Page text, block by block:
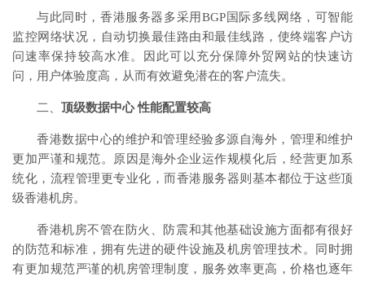
与此同时，香港服务器多采用BGP国际多线网络，可智能
监控网络状况，自动切换最佳路由和最佳线路，使终端客户访
问速率保持较高水准。因此可以充分保障外贸网站的快速访
问，用户体验度高，从而有效避免潜在的客户流失。
二、 顶级数据中心 性能配置较高
香港数据中心的维护和管理经验多源自海外，管理和维护
更加严谨和规范。原因是海外企业运作规模化后，经营更加系
统化，流程管理更专业化，而香港服务器则基本都位于这些顶
级香港机房。
香港机房不管在防火、防震和其他基础设施方面都有很好
的防范和标准，拥有先进的硬件设施及机房管理技术。同时拥
有更加规范严谨的机房管理制度，服务效率更高，价格也逐年